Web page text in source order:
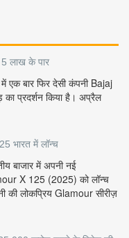
लाख के पार
एक बार फिर देसी कंपनी Bajaj
प्रदर्शन किया है। अप्रैल
भारत में लॉन्च
बाजार में अपनी नई
X 125 (2025) को लॉन्च
की लोकप्रिय Glamour सीरीज़